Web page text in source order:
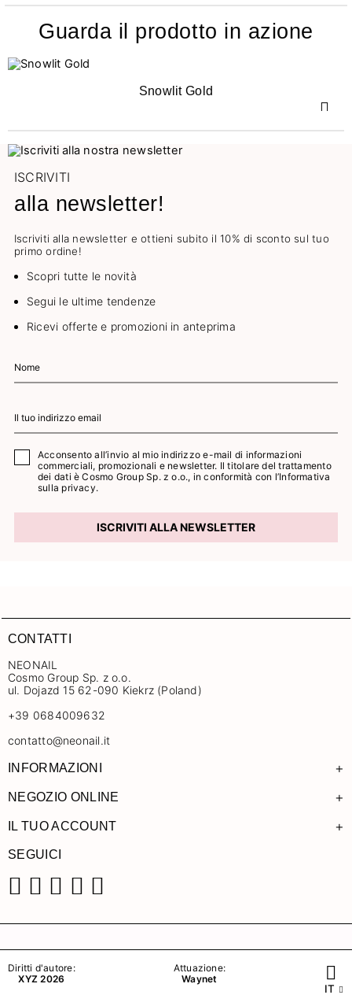
Guarda il prodotto in azione
Snowlit Gold
ISCRIVITI
alla newsletter!
Iscriviti alla newsletter e ottieni subito il 10% di sconto sul tuo
primo ordine!
Scopri tutte le novità
Segui le ultime tendenze
Ricevi offerte e promozioni in anteprima
Acconsento all’invio al mio indirizzo e-mail di informazioni
commerciali, promozionali e newsletter. Il titolare del trattamento
dei dati è Cosmo Group Sp. z o.o., in conformità con l’Informativa
sulla privacy.
ISCRIVITI ALLA NEWSLETTER
CONTATTI
NEONAIL
Cosmo Group Sp. z o.o.
ul. Dojazd 15 62-090 Kiekrz (Poland)
+39 0684009632
contatto@neonail.it
INFORMAZIONI +
NEGOZIO ONLINE +
IL TUO ACCOUNT +
SEGUICI
Diritti d'autore:
XYZ 2026
Attuazione:
Waynet
IT